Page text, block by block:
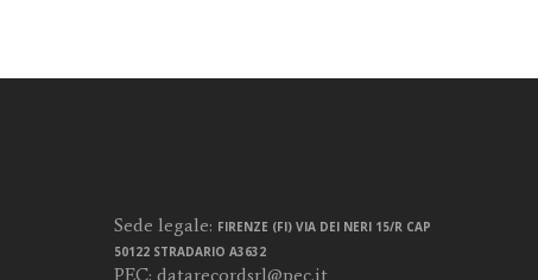
Sede legale: FIRENZE (FI) VIA DEI NERI 15/R CAP
50122 STRADARIO A3632
PEC: datarecordsrl@pec.it